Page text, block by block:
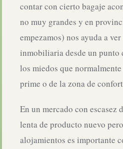
contar con cierto bagaje
no muy grandes y en
empezamos) nos ayuda a
inmobiliaria desde un punto
los miedos que
prime o de la zona de
En un mercado con escasez
lenta de producto nuevo
alojamientos es importante